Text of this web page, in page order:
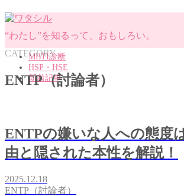
“わたし”を知るって、おもしろい。
MBTI診断
HSP・HSE
新着記事
MBTI診断
HSP・HSE
新着記事
CATEGORY
ENTP（討論者）
ENTPの嫌いな人への態度
由と隠された本性を解説！
2025.12.18
ENTP（討論者）